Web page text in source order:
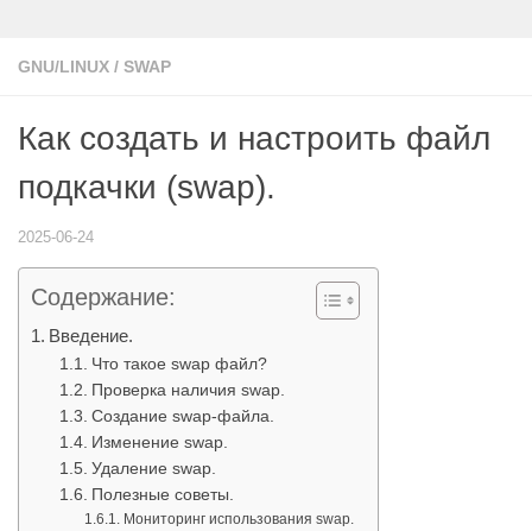
GNU/LINUX / SWAP
Как создать и настроить файл
подкачки (swap).
2025-06-24
Содержание:
Введение.
Что такое swap файл?
Проверка наличия swap.
Создание swap-файла.
Изменение swap.
Удаление swap.
Полезные советы.
Мониторинг использования swap.